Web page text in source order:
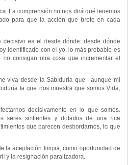
La comprensión no nos dirá qué tenemos
para que la acción que brote en cada
es el desde dónde: desde dónde
identificado con el yo, lo más probable es
consigan otra cosa que incrementar el
viva desde la Sabiduría que –aunque mi
la que nos muestra que somos Vida,
decisivamente en lo que somos.
seres sintientes y dotados de una rica
que parecen desbordarnos, lo que
la aceptación limpia, como oportunidad de
y la resignación paralizadora.